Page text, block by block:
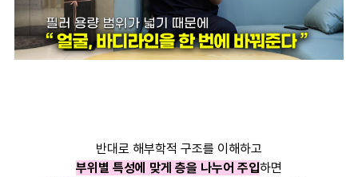
반대로 해부학적 구조를 이해하고
부위별 특성에 맞게 층을 나누어 주입하면